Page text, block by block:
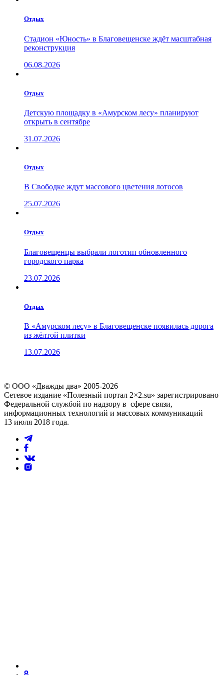
Отдых
Стадион «Юность» в Благовещенске ждёт масштабная
реконструкция
06.08.2026
Отдых
Детскую площадку в «Амурском лесу» планируют
открыть в сентябре
31.07.2026
Отдых
В Свободке ждут массового цветения лотосов
25.07.2026
Отдых
Благовещенцы выбрали логотип обновленного
городского парка
23.07.2026
Отдых
В «Амурском лесу» в Благовещенске появилась дорога
из жёлтой плитки
13.07.2026
© ООО «Дважды два» 2005-2026
Сетевое издание «Полезный портал 2×2.su» зарегистрировано
Федеральной службой по надзору в сфере связи,
информационных технологий и массовых коммуникаций
13 июля 2018 года.